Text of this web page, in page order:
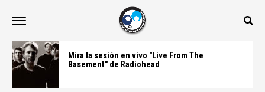
Mira la sesión en vivo "Live From The
Basement" de Radiohead